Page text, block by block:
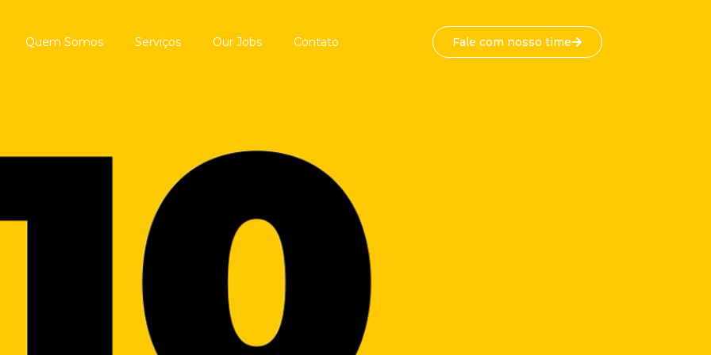
Quem Somos Serviços Our Jobs Contato Fale com nosso time